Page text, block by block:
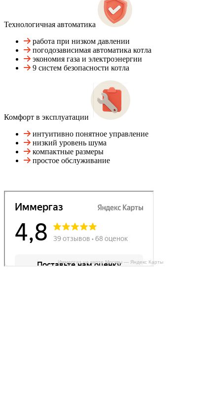
Технологичная автоматика
работа при низком давлении
погодозависимая автоматика котла
экономия газа и электроэнергии
9 систем безопасности котла
Комфорт в эксплуатации
интуитивно понятное управление
низкий уровень шума
компактные размеры
простое обслуживание
Иммергаз на карте Москвы — Яндекс Карты